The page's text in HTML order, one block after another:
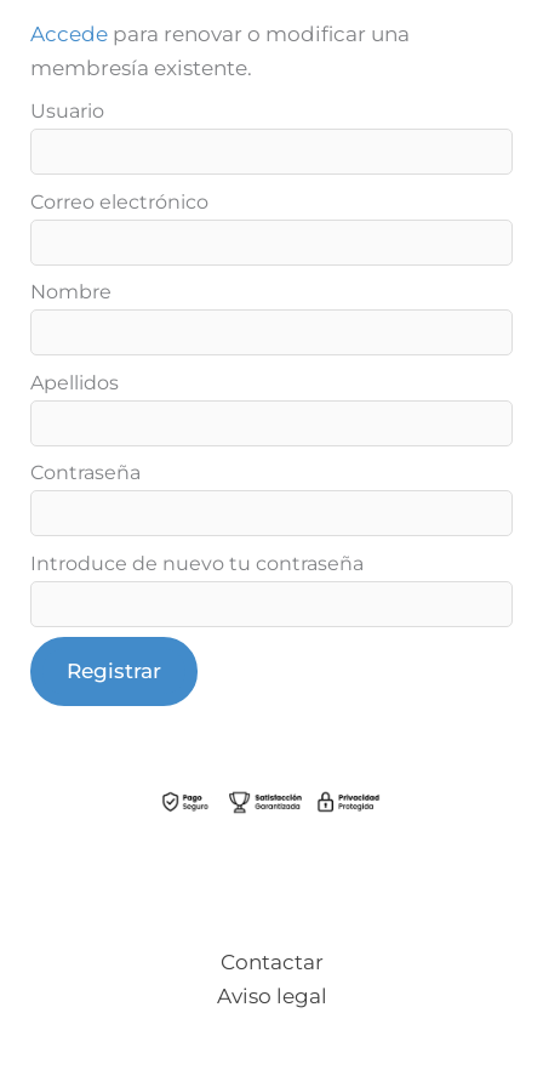
Accede para renovar o modificar una
membresía existente.
Usuario
Correo electrónico
Nombre
Apellidos
Contraseña
Introduce de nuevo tu contraseña
Contactar
Aviso legal